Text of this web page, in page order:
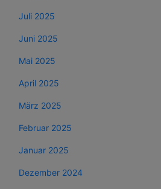
Juli 2025
Juni 2025
Mai 2025
April 2025
März 2025
Februar 2025
Januar 2025
Dezember 2024